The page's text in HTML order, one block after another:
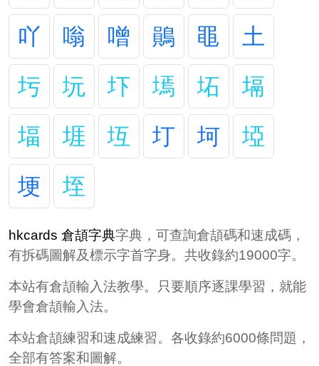
吖
嗡 噌 鶰 黽
土
圬
坃 圷 墕 坧
塥
堛
堐 坘 圢 坷
埡
埂
垤
hkcards 倉頡字典字典，可查詢倉頡碼和速成碼，
有拆碼圖解及標示字首字身。共收錄約19000字。
本站有倉頡輸入法教學。只要順序逐課學習，就能
學會倉頡輸入法。
本站倉頡練習和速成練習。各收錄約6000條問題，
全部有答案和圖解。